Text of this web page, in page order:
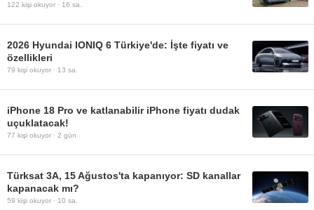
122 kişi okuyor · 16 sa.
2026 Hyundai IONIQ 6 Türkiye'de: İşte fiyatı ve
özellikleri
79 kişi okuyor · 13 sa.
iPhone 18 Pro ve katlanabilir iPhone fiyatı dudak
uçuklatacak!
77 kişi okuyor · 2 gün
Türksat 3A, 15 Ağustos'ta kapanıyor: SD kanallar
kapanacak mı?
59 kişi okuyor · 10 sa.